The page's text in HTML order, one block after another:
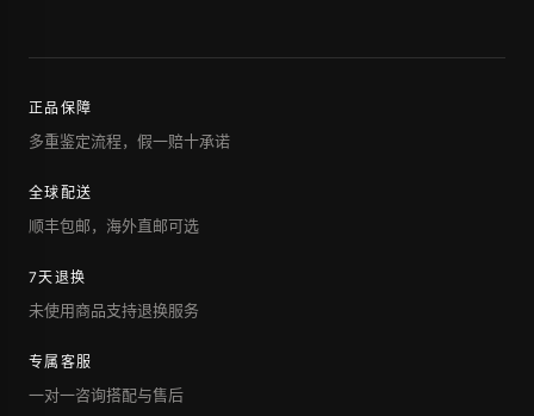
正品保障
多重鉴定流程，假一赔十承诺
全球配送
顺丰包邮，海外直邮可选
7天退换
未使用商品支持退换服务
专属客服
一对一咨询搭配与售后